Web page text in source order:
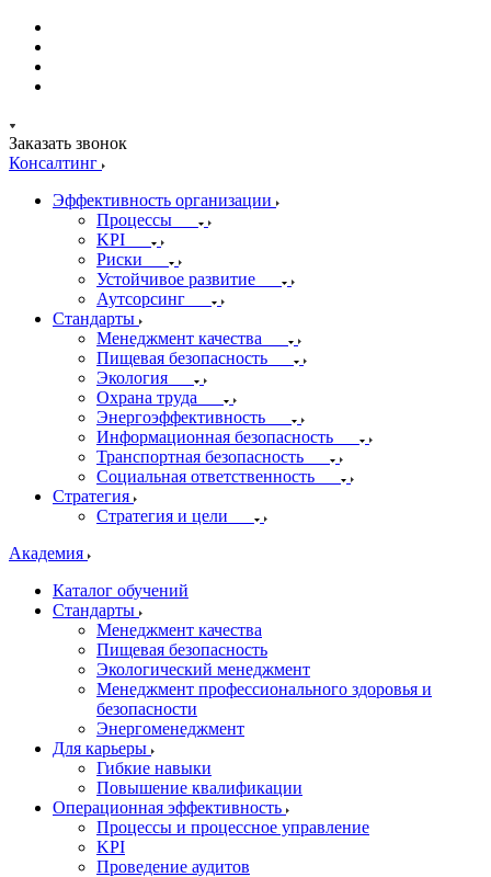
Заказать звонок
Консалтинг
Эффективность организации
Процессы
KPI
Риски
Устойчивое развитие
Аутсорсинг
Стандарты
Менеджмент качества
Пищевая безопасность
Экология
Охрана труда
Энергоэффективность
Информационная безопасность
Транспортная безопасность
Социальная ответственность
Стратегия
Стратегия и цели
Академия
Каталог обучений
Стандарты
Менеджмент качества
Пищевая безопасность
Экологический менеджмент
Менеджмент профессионального здоровья и
безопасности
Энергоменеджмент
Для карьеры
Гибкие навыки
Повышение квалификации
Операционная эффективность
Процессы и процессное управление
KPI
Проведение аудитов